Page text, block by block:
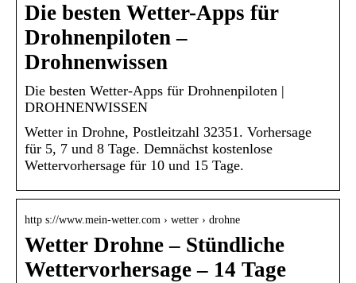
Die besten Wetter-Apps für
Drohnenpiloten –
Drohnenwissen
Die besten Wetter-Apps für Drohnenpiloten |
DROHNENWISSEN
Wetter in Drohne, Postleitzahl 32351. Vorhersage
für 5, 7 und 8 Tage. Demnächst kostenlose
Wettervorhersage für 10 und 15 Tage.
http s://www.mein-wetter.com › wetter › drohne
Wetter Drohne – Stündliche
Wettervorhersage – 14 Tage